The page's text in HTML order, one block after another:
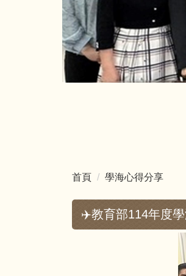
首頁 學海心得分享
✈️教育部114年度